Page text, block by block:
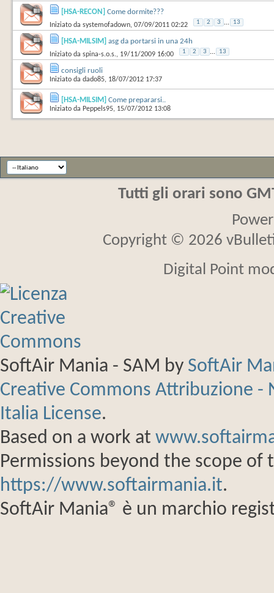
[HSA-RECON] Come dormite???
Iniziato da systemofadown‎, 07/09/2011 02:22 1 2 3 ... 13
[HSA-MILSIM] asg da portarsi in una 24h
Iniziato da spina-s.o.s.‎, 19/11/2009 16:00 1 2 3 ... 13
consigli ruoli
Iniziato da dado85‎, 18/07/2012 17:37
[HSA-MILSIM] Come prepararsi..
Iniziato da Peppels95‎, 15/07/2012 13:08
Tutti gli orari sono
Copyright © 2026
Digital Point
SoftAir Mania - SAM by SoftAir
Creative Commons Attribuzione
Italia License.
Based on a work at
Permissions beyond the scope of
https://www.softairmania.it.
SoftAir Mania® è un marchio